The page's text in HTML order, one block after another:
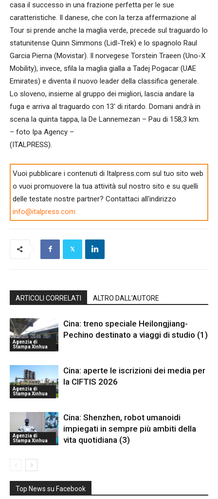
casa il successo in una frazione perfetta per le sue
caratteristiche. Il danese, che con la terza affermazione al
Tour si prende anche la maglia verde, precede sul traguardo lo
statunitense Quinn Simmons (Lidl-Trek) e lo spagnolo Raul
Garcia Pierna (Movistar). Il norvegese Torstein Traeen (Uno-X
Mobility), invece, sfila la maglia gialla a Tadej Pogacar (UAE
Emirates) e diventa il nuovo leader della classifica generale.
Lo sloveno, insieme al gruppo dei migliori, lascia andare la
fuga e arriva al traguardo con 13′ di ritardo. Domani andrà in
scena la quinta tappa, la De Lannemezan – Pau di 158,3 km.
– foto Ipa Agency –
(ITALPRESS).
Vuoi pubblicare i contenuti di Italpress.com sul tuo sito web
o vuoi promuovere la tua attività sul nostro sito e su quelli
delle testate nostre partner? Contattaci all'indirizzo
info@italpress.com
ARTICOLI CORRELATI ALTRO DALL'AUTORE
Agenzia di
Stampa Xinhua
Cina: treno speciale Heilongjiang-
Pechino destinato a viaggi di studio (1)
Agenzia di
Stampa Xinhua
Cina: aperte le iscrizioni dei media per
la CIFTIS 2026
Agenzia di
Stampa Xinhua
Cina: Shenzhen, robot umanoidi
impiegati in sempre più ambiti della
vita quotidiana (3)
Top News su Facebook